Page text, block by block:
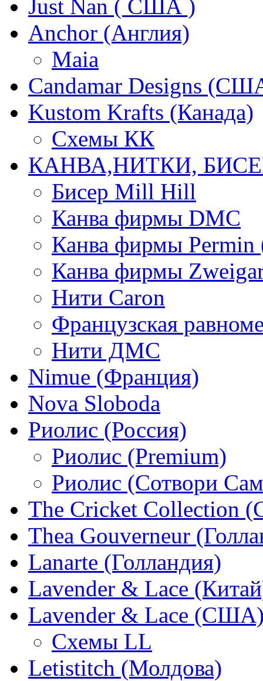
Just Nan ( США )
Anchor (Англия)
Maia
Candamar Designs
Kustom Krafts (Канада)
Схемы КК
КАНВА,НИТКИ,
Бисер Mill Hill
Канва фирмы DMC
Канва фирмы Permin
Канва фирмы
Нити Caron
Французская
Нити ДМС
Nimue (Франция)
Nova Sloboda
Риолис (Россия)
Риолис (Premium)
Риолис (Сотвори
The Cricket Collection
Thea Gouverneur
Lanarte (Голландия)
Lavender & Lace
Lavender & Lace
Схемы LL
Letistitch (Молдова)